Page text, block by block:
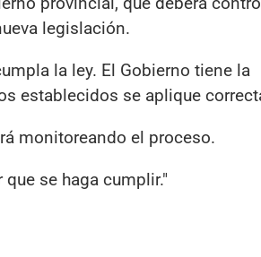
legislación.
la ley. El Gobierno tiene la
establecidos se aplique
monitoreando el proceso.
se haga cumplir."